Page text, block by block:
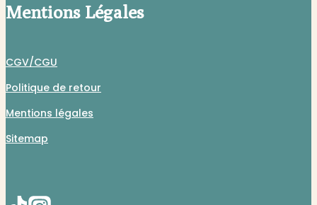
Mentions Légales
CGV/CGU
Politique de retour
Mentions légales
Sitemap